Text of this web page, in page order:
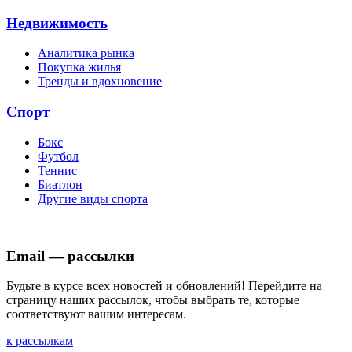
Недвижимость
Аналитика рынка
Покупка жилья
Тренды и вдохновение
Спорт
Бокс
Футбол
Теннис
Биатлон
Другие виды спорта
Email — рассылки
Будьте в курсе всех новостей и обновлений! Перейдите на
страницу наших рассылок, чтобы выбрать те, которые
соответствуют вашим интересам.
к рассылкам